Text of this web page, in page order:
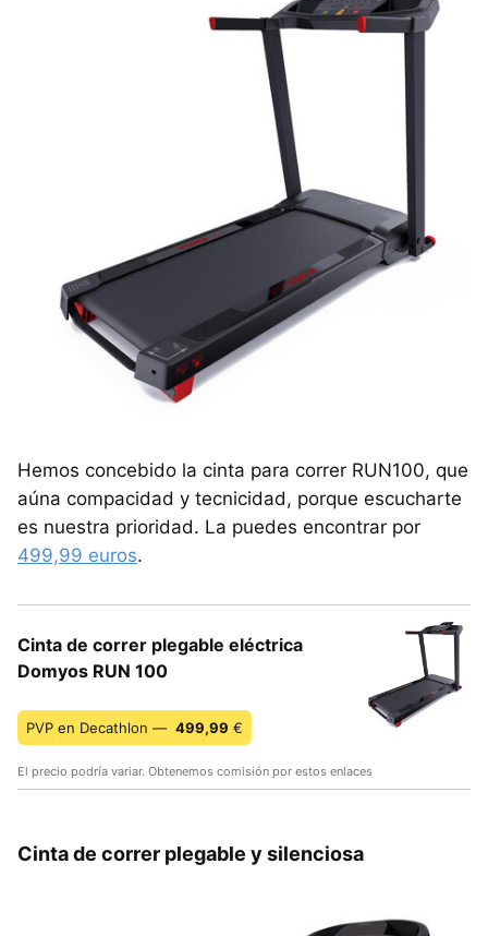
Hemos concebido la cinta para correr RUN100, que
aúna compacidad y tecnicidad, porque escucharte
es nuestra prioridad. La puedes encontrar por
499,99 euros.
Cinta de correr plegable eléctrica
Domyos RUN 100
PVP en Decathlon — 499,99 €
El precio podría variar. Obtenemos comisión por estos enlaces
Cinta de correr plegable y silenciosa